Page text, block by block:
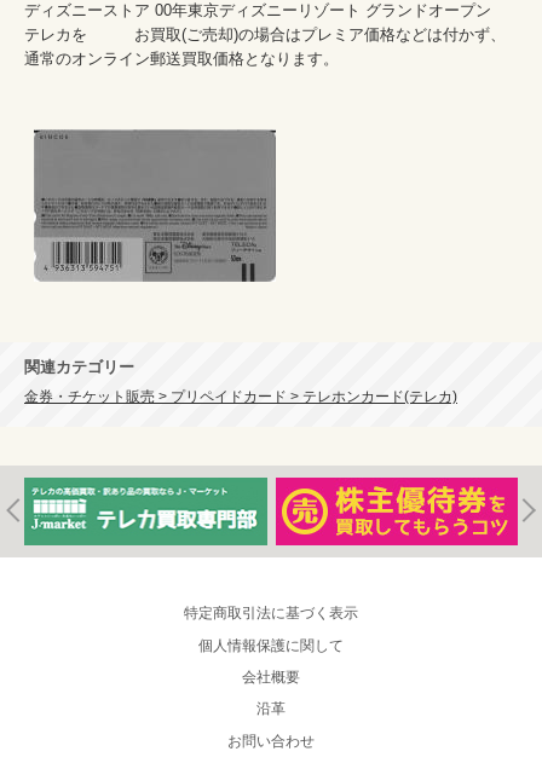
ディズニーストア 00年東京ディズニーリゾート グランドオープン
テレカを　　　お買取(ご売却)の場合はプレミア価格などは付かず、
通常のオンライン郵送買取価格となります。
関連カテゴリー
金券・チケット販売 > プリペイドカード > テレホンカード(テレカ)
特定商取引法に基づく表示
個人情報保護に関して
会社概要
沿革
お問い合わせ